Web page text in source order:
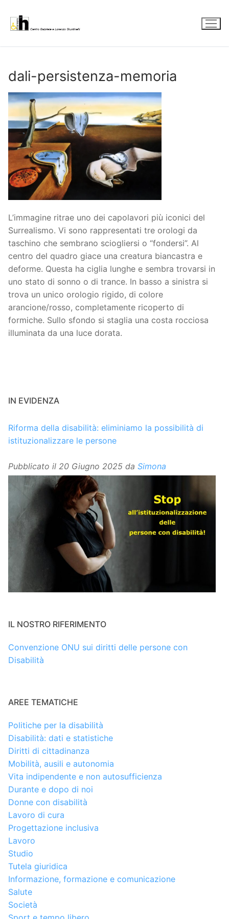
contenuto
dali-persistenza-memoria
L’immagine ritrae uno dei capolavori più iconici del
Surrealismo. Vi sono rappresentati tre orologi da
taschino che sembrano sciogliersi o “fondersi”. Al
centro del quadro giace una creatura biancastra e
deforme. Questa ha ciglia lunghe e sembra trovarsi in
uno stato di sonno o di trance. In basso a sinistra si
trova un unico orologio rigido, di colore
arancione/rosso, completamente ricoperto di
formiche. Sullo sfondo si staglia una costa rocciosa
illuminata da una luce dorata.
IN EVIDENZA
Riforma della disabilità: eliminiamo la possibilità di
istituzionalizzare le persone
Pubblicato il 20 Giugno 2025 da Simona
IL NOSTRO RIFERIMENTO
Convenzione ONU sui diritti delle persone con
Disabilità
AREE TEMATICHE
Politiche per la disabilità
Disabilità: dati e statistiche
Diritti di cittadinanza
Mobilità, ausili e autonomia
Vita indipendente e non autosufficienza
Durante e dopo di noi
Donne con disabilità
Lavoro di cura
Progettazione inclusiva
Lavoro
Studio
Tutela giuridica
Informazione, formazione e comunicazione
Salute
Società